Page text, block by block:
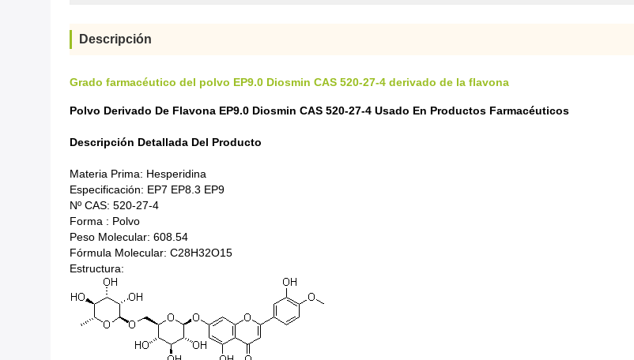
Descripción
Grado farmacéutico del polvo EP9.0 Diosmin CAS 520-27-4 derivado de la flavona
Polvo Derivado De Flavona EP9.0 Diosmin CAS 520-27-4 Usado En Productos Farmacéuticos
Descripción Detallada Del Producto
Materia Prima: Hesperidina
Especificación: EP7 EP8.3 EP9
Nº CAS: 520-27-4
Forma : Polvo
Peso Molecular: 608.54
Fórmula Molecular: C28H32O15
Estructura: